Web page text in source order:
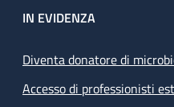
IN EVIDENZA
Diventa donatore di
Accesso di professionisti